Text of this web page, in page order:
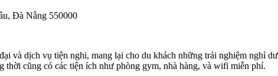
Đà Nẵng 550000
và dịch vụ tiện nghi, mang lại cho du khách những trải nghiệm nghỉ
thời cũng có các tiện ích như phòng gym, nhà hàng, và wifi miễn phí.